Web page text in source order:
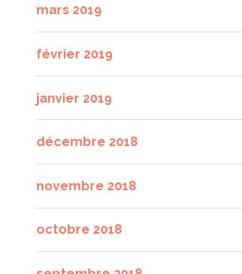
mars 2019
février 2019
janvier 2019
décembre 2018
novembre 2018
octobre 2018